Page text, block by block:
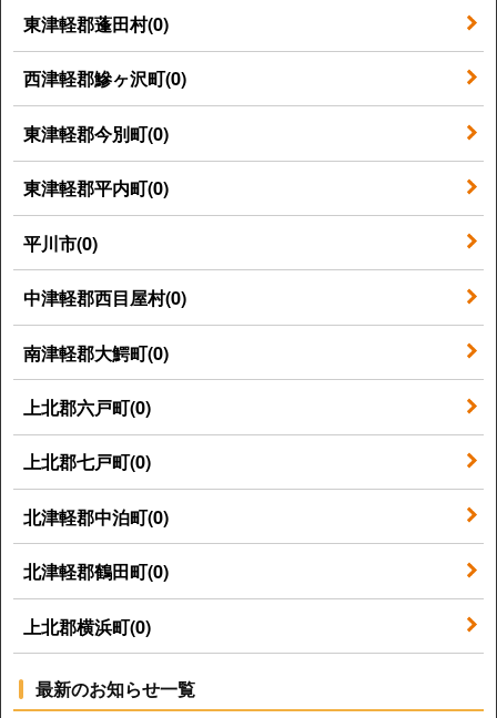
東津軽郡蓬田村(0)
西津軽郡鰺ヶ沢町(0)
東津軽郡今別町(0)
東津軽郡平内町(0)
平川市(0)
中津軽郡西目屋村(0)
南津軽郡大鰐町(0)
上北郡六戸町(0)
上北郡七戸町(0)
北津軽郡中泊町(0)
北津軽郡鶴田町(0)
上北郡横浜町(0)
最新のお知らせ一覧